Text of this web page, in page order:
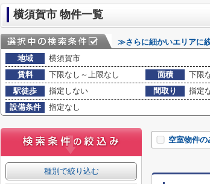
横須賀市 物件一覧
≫さらに細かいエリアに絞
地域
横須賀市
賃料
下限なし～上限なし 面積 下限
駅徒歩
指定しない 間取り
指定
設備条件
指定なし
空室物件の
種別で絞り込む